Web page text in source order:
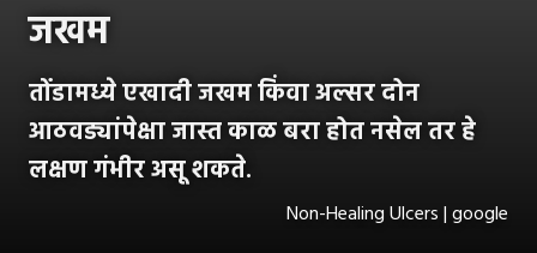
जखम
तोंडामध्ये एखादी जखम किंवा अल्सर दोन
आठवड्यांपेक्षा जास्त काळ बरा होत नसेल तर हे
लक्षण गंभीर असू शकते.
Non-Healing Ulcers | google